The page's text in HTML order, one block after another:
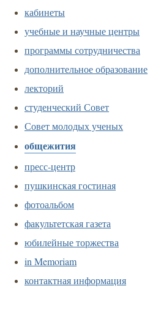
кабинеты
учебные и научные центры
программы сотрудничества
дополнительное образование
лекторий
студенческий Совет
Совет молодых ученых
общежития
пресс-центр
пушкинская гостиная
фотоальбом
факультетская газета
юбилейные торжества
in Memoriam
контактная информация